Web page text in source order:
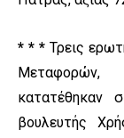
* * * Τρεις
Μεταφορών,
κατατέθηκαν
βουλευτής